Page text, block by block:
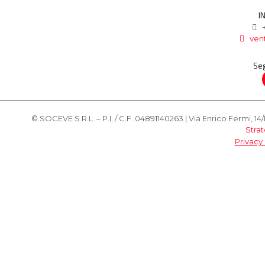
© SOCEVE S.R.L. – P.I. / C.F. 04891140263 | Via Enrico Fermi,
Privacy